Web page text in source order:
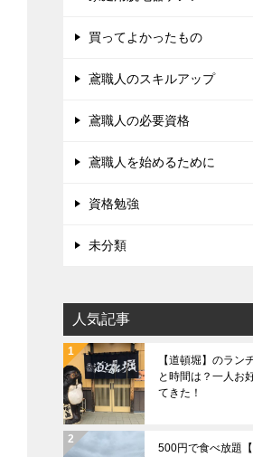
買ってよかったもの
鳶職人のスキルアップ
鳶職人の必要資格
鳶職人を始めるために
資格勉強
未分類
人気記事
【道頓堀】のラン
と時間は？一人お
てきた！
500円で食べ放題【